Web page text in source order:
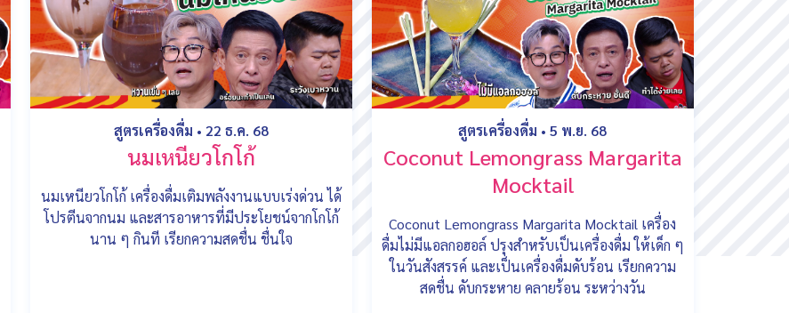
สูตรเครื่องดื่ม • 22 ธ.ค. 68
นมเหนียวโกโก้
นมเหนียวโกโก้ เครื่องดื่มเติมพลังงานแบบเร่งด่วน ได้
โปรตีนจากนม และสารอาหารที่มีประโยชน์จากโกโก้
นาน ๆ กินที เรียกความสดชื่น ชื่นใจ
สูตรเครื่องดื่ม •5 พ.ย. 68
Coconut Lemongrass Margarita
Mocktail
Coconut Lemongrass Margarita Mocktail เครื่อง
ดื่มไม่มีแอลกอฮอล์ ปรุงสำหรับเป็นเครื่องดื่ม ให้เด็ก ๆ
ในวันสังสรรค์ และเป็นเครื่องดื่มดับร้อน เรียกความ
สดชื่น ดับกระหาย คลายร้อน ระหว่างวัน